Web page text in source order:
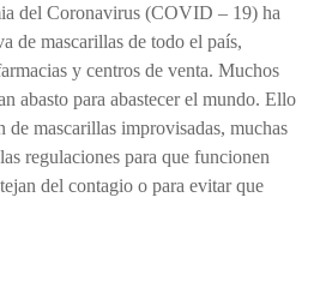
del Coronavirus (COVID – 19) ha
de mascarillas de todo el país,
y centros de venta. Muchos
abasto para abastecer el mundo. Ello
de mascarillas improvisadas, muchas
regulaciones para que funcionen
del contagio o para evitar que